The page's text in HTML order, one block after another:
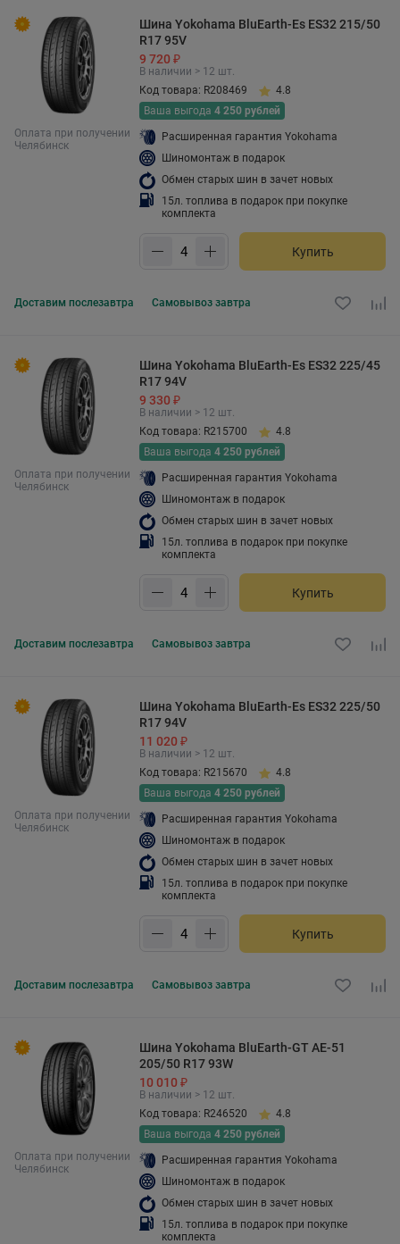
Оплата при получении
Челябинск
Шина Yokohama BluEarth-Es ES32 215/50
R17 95V
9 720 ₽
В наличии > 12 шт.
Код товара: R208469
4.8
Ваша выгода 4 250 рублей
Расширенная гарантия Yokohama
Шиномонтаж в подарок
Обмен старых шин в зачет новых
15л. топлива в подарок при покупке
комплекта
Купить
Доставим послезавтра Самовывоз завтра
Оплата при получении
Челябинск
Шина Yokohama BluEarth-Es ES32 225/45
R17 94V
9 330 ₽
В наличии > 12 шт.
Код товара: R215700
4.8
Ваша выгода 4 250 рублей
Расширенная гарантия Yokohama
Шиномонтаж в подарок
Обмен старых шин в зачет новых
15л. топлива в подарок при покупке
комплекта
Купить
Доставим послезавтра Самовывоз завтра
Оплата при получении
Челябинск
Шина Yokohama BluEarth-Es ES32 225/50
R17 94V
11 020 ₽
В наличии > 12 шт.
Код товара: R215670
4.8
Ваша выгода 4 250 рублей
Расширенная гарантия Yokohama
Шиномонтаж в подарок
Обмен старых шин в зачет новых
15л. топлива в подарок при покупке
комплекта
Купить
Доставим послезавтра Самовывоз завтра
Оплата при получении
Челябинск
Шина Yokohama BluEarth-GT AE-51
205/50 R17 93W
10 010 ₽
В наличии > 12 шт.
Код товара: R246520
4.8
Ваша выгода 4 250 рублей
Расширенная гарантия Yokohama
Шиномонтаж в подарок
Обмен старых шин в зачет новых
15л. топлива в подарок при покупке
комплекта